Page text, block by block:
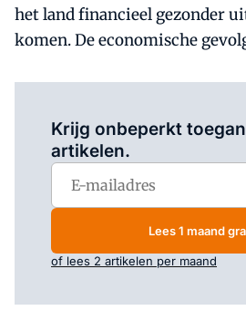
het land financieel gezonder
komen. De economische
Krijg onbeperkt
artikelen.
Lees 1 maand
of lees 2 artikelen per maand